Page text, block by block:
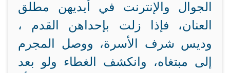
الجوال والإنترنت في أيديهن مطلق
العنان، فإذا زلت بإحداهن القدم ،
وديس شرف الأسرة، ووصل المجرم
إلى مبتغاه، وانكشف الغطاء ولو بعد